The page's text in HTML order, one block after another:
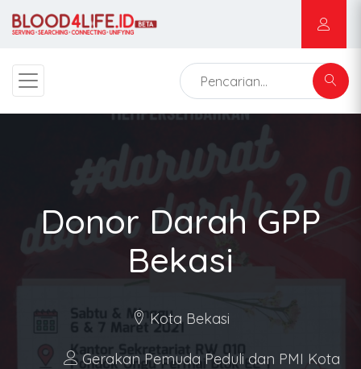
Donor Darah GPP
Bekasi
Kota Bekasi
Gerakan Pemuda Peduli dan PMI Kota